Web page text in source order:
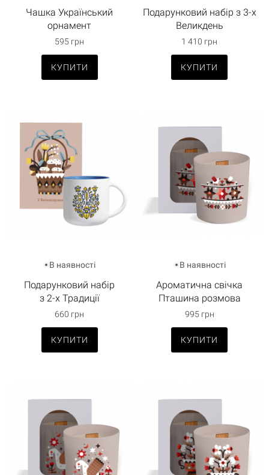
Чашка Український
орнамент
595 грн
КУПИТИ
Подарунковий набір з 3-х
Великдень
1 410 грн
КУПИТИ
В наявності
Подарунковий набір
з 2-х Традиції
660 грн
КУПИТИ
В наявності
Ароматична свічка
Пташина розмова
995 грн
КУПИТИ